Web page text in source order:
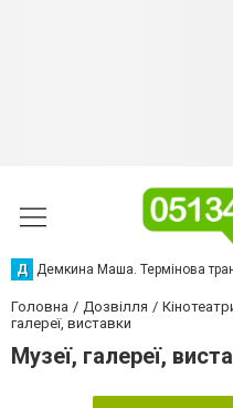
Д Демкина Маша. Термінова
Головна Дозвілля
галереї, виставки
Музеї, галереї,